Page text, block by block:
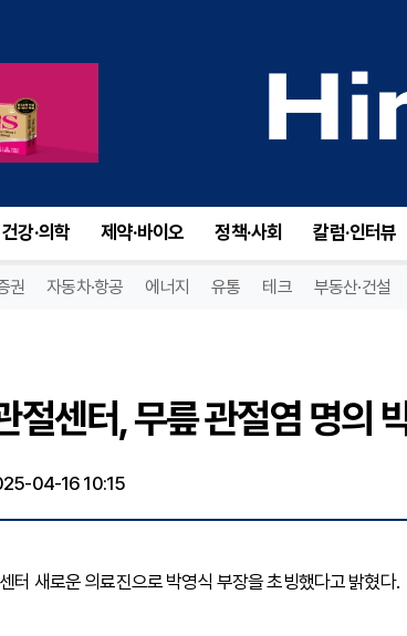
건강·의학 제약·바이오 정책·사회 칼럼·인터뷰
권 자동차·항공 에너지 유통 테크 부동산·건설
절센터, 무릎 관절염 명의
04-16 10:15
터 새로운 의료진으로 박영식 부장을 초빙했다고 밝혔다.